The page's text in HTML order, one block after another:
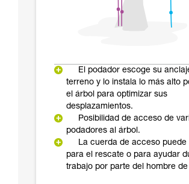
El podador escoge su
terreno y lo instala lo más alto
el árbol para optimizar sus
desplazamientos.
Posibilidad de acceso de
podadores al árbol.
La cuerda de acceso puede
para el rescate o para ayudar
trabajo por parte del hombre de